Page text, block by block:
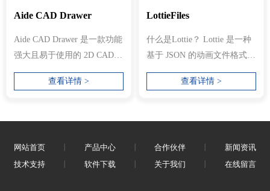
Aide CAD Drawer
Aide CAD Drawer 是一款功能
强大且易于使用的 2D CAD
系统，可让您绘制和编辑设
计，而无需...
查看详情 >
LottieFiles
什么是Lottie？ Lottie 是一种
基于 JSON 的动画文件格式，
可让您在任何平台上发布动
画，就像...
查看详情 >
网站首页 产品中心 合作伙伴
新闻资讯
技术支持
软件下载 关于我们 在线留言